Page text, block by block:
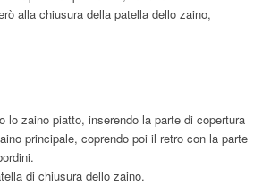
alla chiusura della patella dello zaino,
lo zaino piatto, inserendo la parte di copertura
principale, coprendo poi il retro con la parte
di chiusura dello zaino.